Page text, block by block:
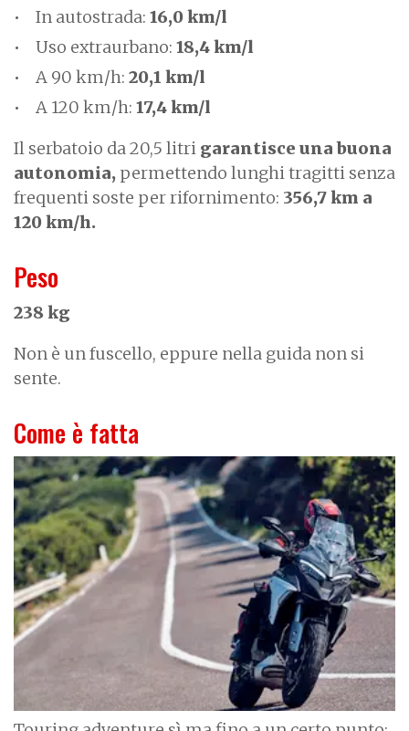
In autostrada: 16,0 km/l
Uso extraurbano: 18,4 km/l
A 90 km/h: 20,1 km/l
A 120 km/h: 17,4 km/l
Il serbatoio da 20,5 litri garantisce una buona
autonomia, permettendo lunghi tragitti senza
frequenti soste per rifornimento: 356,7 km a
120 km/h.
Peso
238 kg
Non è un fuscello, eppure nella guida non si
sente.
Come è fatta
I
m
a
g
e